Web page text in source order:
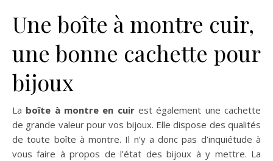
Une boîte à montre cuir,
une bonne cachette pour
bijoux
La boîte à montre en cuirest également une cachette
de grande valeur pour vos bijoux. Elle dispose des qualités
de toute boîte à montre. Il n’y a donc pas d’inquiétude à
vous faire à propos de l’état des bijoux à y mettre. La